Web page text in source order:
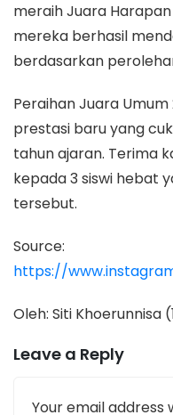
meraih Juara
mereka berhasil
berdasarkan
Peraihan Juara
prestasi baru yang
tahun ajaran. Terima
kepada 3 siswi hebat
tersebut.
Source:
https://
Oleh: Siti Khoerunnisa
Leave a Reply
Your email address